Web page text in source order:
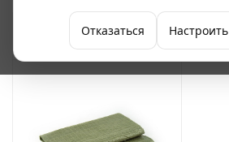
ФИЛЬТРОтказаться Настроить